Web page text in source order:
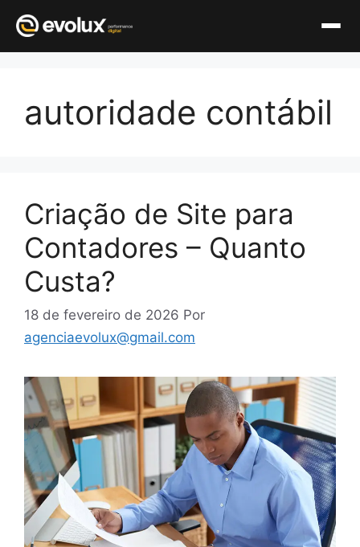
conteúdo
autoridade contábil
Criação de Site para
Contadores – Quanto
Custa?
18 de fevereiro de 2026 Por
agenciaevolux@gmail.com